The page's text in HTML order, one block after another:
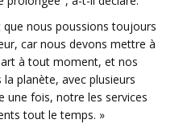
nous poussions toujours
car nous devons mettre à
à tout moment, et nos
planète, avec plusieurs
une fois, notre les services
tout le temps. »